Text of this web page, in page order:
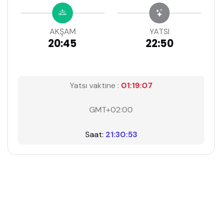
AKŞAM
20:45
YATSI
22:50
Yatsı vaktine : 01:19:06
GMT+02:00
Saat: 21:30:54